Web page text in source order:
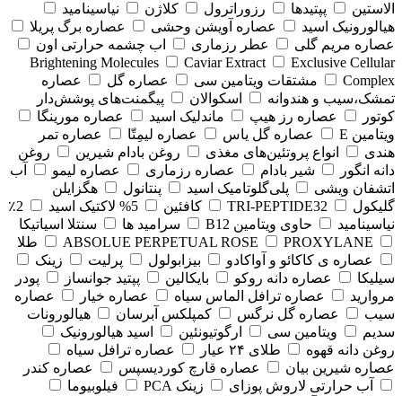
الاستین
پپتیدها رزوراترول کلاژن
⁠نیاسینامید
هیالورونیک اسید
عصاره آویشن وحشی
عصاره برگ پریلا
عصاره مریم گلی
عطر رزماری
اب چشمه حرارتی اون
Brightening Molecules
Caviar Extract
Exclusive Cellular
Complex
مشتقات ویتامین سی عصاره گل
عصاره
تمشک،سیب و هندوانه
اسکوالان
پیگمنت‌های پوشش‌دار
کوتور
عصاره رز هیپ ماندلیک اسید
عصاره مورینگا
ویتامین E
عصاره گل یاس عصاره لیمِتّا
عصاره تمر
هندی
انواع پروتئین‌های مغذی روغن بادام شیرین
روغن
دانه انگور
شیر بادام عصاره رزماری عصاره لیمو
آب
اتشفان ویشی
پلی‌گلوتامیک اسید پنتانول
هگزایلن
گلیکول
TRI-PEPTIDE32 کافئین 5% لاکتیک اسید
2٪
نیاسینامید
حاوی ویتامین B12 سرامید ها
سنتلا اسیاتیکا
ABSOLUE PERPETUAL ROSE
PROXYLANE
طلا
عصاره ی کاکائو و آواکادو
بیزابولول پرلیت
زینک
سیلیکا
عصاره دانه روکو بایکالین پپتید جوانساز
پودر
مروارید
عصاره ترافل الماس سیاه عصاره خیار
عصاره
سیب
عصاره گل نرگس کمپلکس آبرسان
هیالورونات
سدیم
ویتامین سی ارگوتیونئین
اسید هیالورونیک
روغن دانه قهوه
طلای ۲۴ عیار
عصاره ترافل سیاه
عصاره شیرین بیان
عصاره قارچ کوردیسپس
عصاره کندر
آب حرارتی لاروش پوزای
زینک PCA
فیلوبیوما